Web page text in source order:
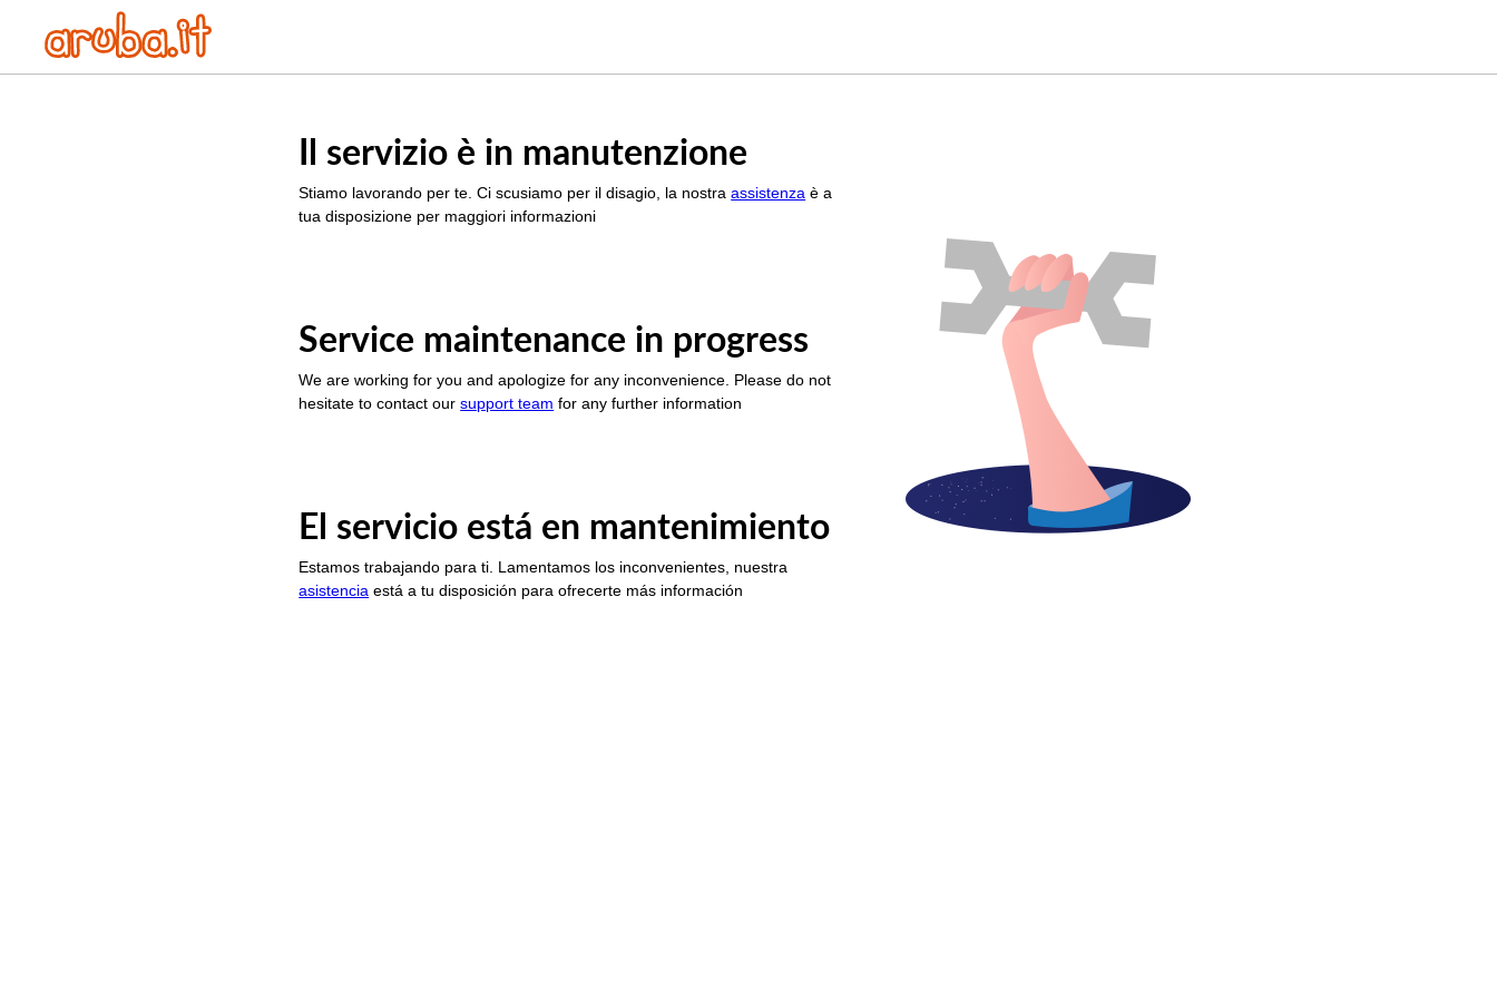
Il servizio è in manutenzione
Stiamo lavorando per te. Ci scusiamo per il disagio, la nostraassistenza è a
tua disposizione per maggiori informazioni
Service maintenance in progress
We are working for you and apologize for any inconvenience. Please do not
hesitate to contact oursupport team for any further information
El servicio está en mantenimiento
Estamos trabajando para ti. Lamentamos los inconvenientes, nuestra
asistencia está a tu disposición para ofrecerte más información